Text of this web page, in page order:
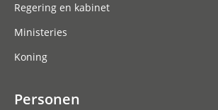
Regering en kabinet
Ministeries
Koning
Personen